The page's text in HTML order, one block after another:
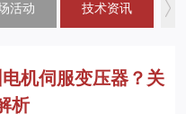
活动 技术资讯
机伺服变压器？关
析